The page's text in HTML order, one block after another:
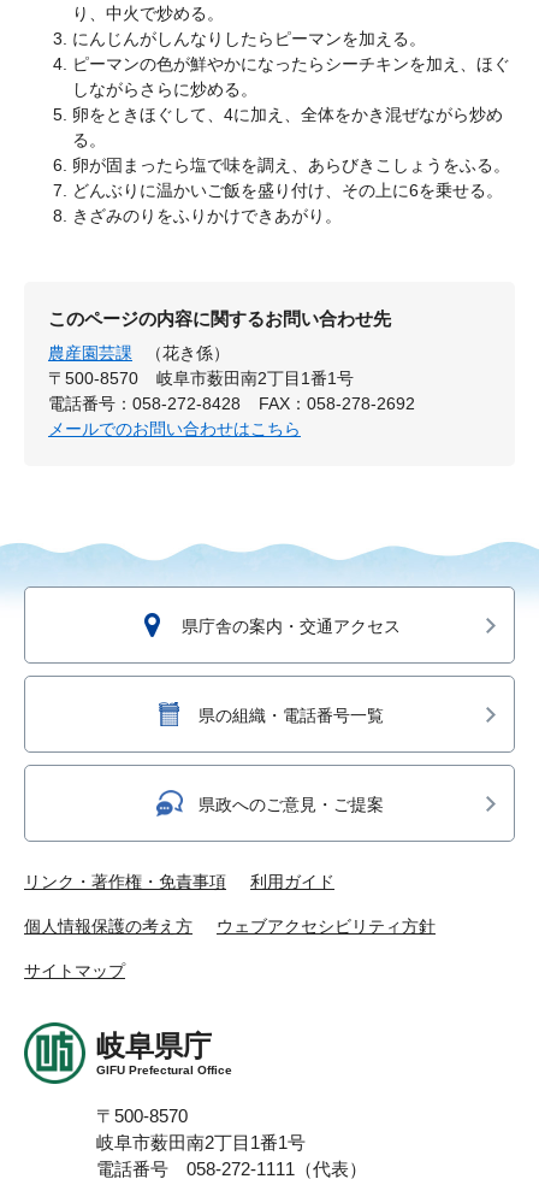
り、中火で炒める。
にんじんがしんなりしたらピーマンを加える。
ピーマンの色が鮮やかになったらシーチキンを加え、ほぐ
しながらさらに炒める。
卵をときほぐして、4に加え、全体をかき混ぜながら炒め
る。
卵が固まったら塩で味を調え、あらびきこしょうをふる。
どんぶりに温かいご飯を盛り付け、その上に6を乗せる。
きざみのりをふりかけできあがり。
このページの内容に関するお問い合わせ先
農産園芸課
（花き係）
〒500-8570
岐阜市薮田南2丁目1番1号
電話番号：058-272-8428
FAX：058-278-2692
メールでのお問い合わせはこちら
県庁舎の案内・交通アクセス
県の組織・電話番号一覧
県政へのご意見・ご提案
リンク・著作権・免責事項 利用ガイド
個人情報保護の考え方 ウェブアクセシビリティ方針
サイトマップ
岐阜県庁
GIFU Prefectural Office
〒500-8570
岐阜市薮田南2丁目1番1号
電話番号 058-272-1111（代表）